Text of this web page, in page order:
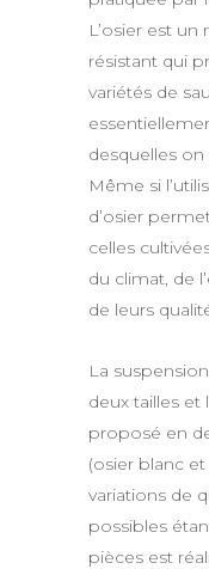
L’osier est
résistant qui
variétés de
desquelles
Même si
d’osier
celles
du climat, de
de leurs
La
deux tailles
proposé en
(osier blanc
variations de
possibles
pièces est